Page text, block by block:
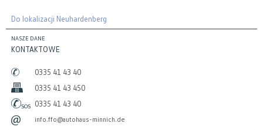
Do lokalizacji Neuhardenberg
NASZE DANE
KONTAKTOWE
0335 41 43 40
0335 41 43 450
0335 41 43 40
info.ffo@autohaus-minnich.de